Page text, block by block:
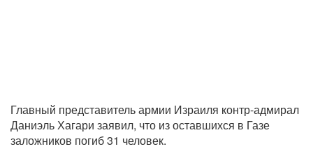
Главный представитель армии Израиля контр-адмирал
Даниэль Хагари заявил, что из оставшихся в Газе
заложников погиб 31 человек.